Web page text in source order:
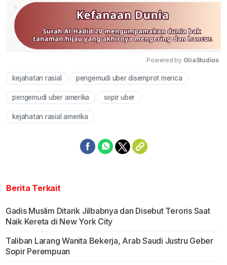
Mute
Powered by GliaStudios
kejahatan rasial pengemudi uber disemprot merica
pengemudi uber amerika sopir uber
kejahatan rasial amerika
Berita Terkait
Gadis Muslim Ditarik Jilbabnya dan Disebut Teroris Saat
Naik Kereta di New York City
Taliban Larang Wanita Bekerja, Arab Saudi Justru Geber
Sopir Perempuan